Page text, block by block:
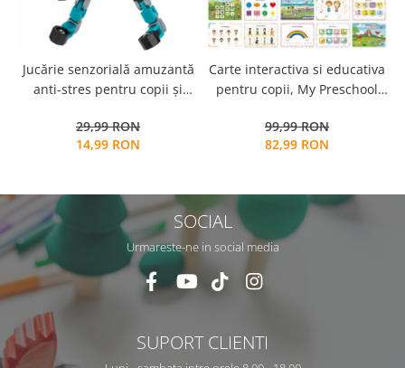
Jucărie senzorială amuzantă
anti-stres pentru copii și
transformabil,
29,99 RON
14,99 RON
Carte interactiva si educativa
pentru copii, My Preschool
activitati multiple, stickere
repozitionabile, Limba
99,99 RON
82,99 RON
SOCIAL
Urmareste-ne in social media
SUPORT CLIENTI